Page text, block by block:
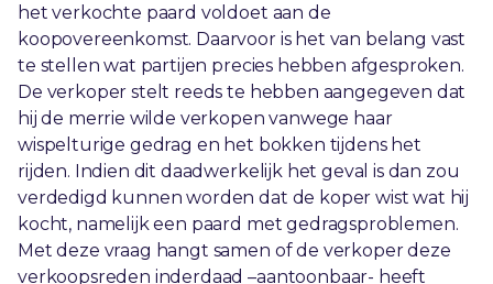
het verkochte paard voldoet aan de
koopovereenkomst. Daarvoor is het van belang vast
te stellen wat partijen precies hebben afgesproken.
De verkoper stelt reeds te hebben aangegeven dat
hij de merrie wilde verkopen vanwege haar
wispelturige gedrag en het bokken tijdens het
rijden. Indien dit daadwerkelijk het geval is dan zou
verdedigd kunnen worden dat de koper wist wat hij
kocht, namelijk een paard met gedragsproblemen.
Met deze vraag hangt samen of de verkoper deze
verkoopsreden inderdaad –aantoonbaar- heeft